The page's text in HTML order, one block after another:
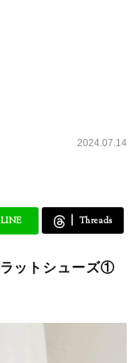
2024.07.14
LINE Threads
ラットシューズ①